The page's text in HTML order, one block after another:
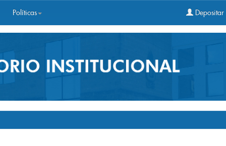
Políticas Depositar